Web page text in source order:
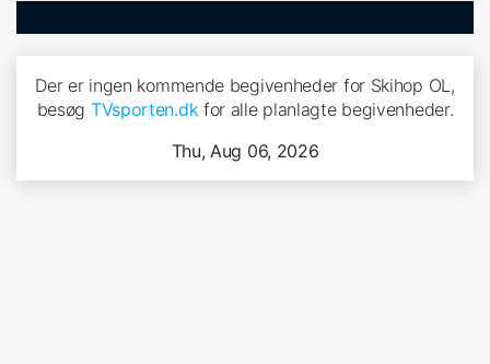
Der er ingen kommende begivenheder for Skihop OL,
besøg TVsporten.dkfor alle planlagte begivenheder.
Thu, Aug 06, 2026